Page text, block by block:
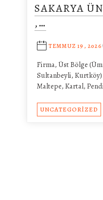
SAKARYA
,…
TEMMUZ 19, 2026
Firma, Üst Bölge
Sultanbeyli, Kurtköy)
Maltepe, Kartal,
UNCATEGORIZED